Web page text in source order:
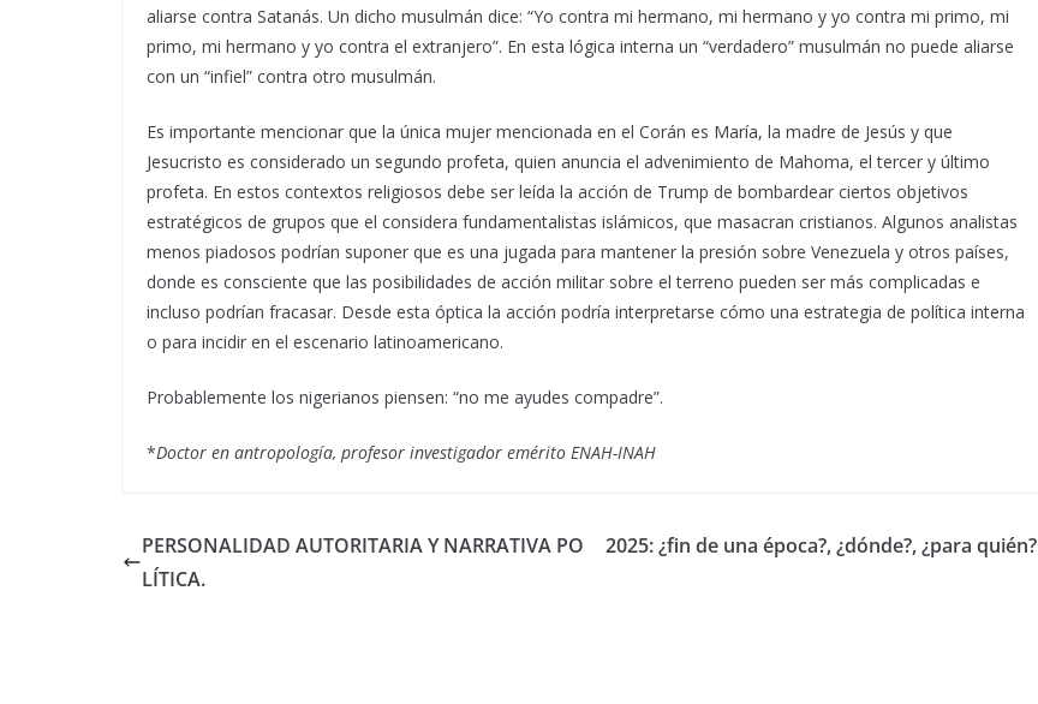
aliarse contra Satanás. Un dicho musulmán dice: “Yo contra mi hermano, mi hermano y yo contra mi primo, mi
primo, mi hermano y yo contra el extranjero”. En esta lógica interna un “verdadero” musulmán no puede aliarse
con un “infiel” contra otro musulmán.
Es importante mencionar que la única mujer mencionada en el Corán es María, la madre de Jesús y que
Jesucristo es considerado un segundo profeta, quien anuncia el advenimiento de Mahoma, el tercer y último
profeta. En estos contextos religiosos debe ser leída la acción de Trump de bombardear ciertos objetivos
estratégicos de grupos que el considera fundamentalistas islámicos, que masacran cristianos. Algunos analistas
menos piadosos podrían suponer que es una jugada para mantener la presión sobre Venezuela y otros países,
donde es consciente que las posibilidades de acción militar sobre el terreno pueden ser más complicadas e
incluso podrían fracasar. Desde esta óptica la acción podría interpretarse cómo una estrategia de política interna
o para incidir en el escenario latinoamericano.
Probablemente los nigerianos piensen: “no me ayudes compadre”.
*Doctor en antropología, profesor investigador emérito ENAH-INAH
PERSONALIDAD AUTORITARIA Y NARRATIVA PO
LÍTICA.
2025: ¿fin de una época?, ¿dónde?, ¿para quién?